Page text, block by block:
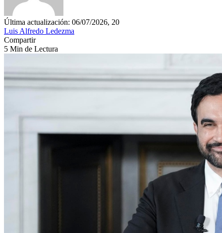
Última actualización: 06/07/2026, 20
Luis Alfredo Ledezma
Compartir
5 Min de Lectura